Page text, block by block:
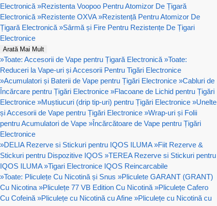
Electronică »Rezistenta Voopoo Pentru Atomizor De Țigară
Electronică »Rezistente OXVA »Rezistență Pentru Atomizor De
Țigară Electronică »Sârmă și Fire Pentru Rezistențe De Țigari
Electronice
Arată Mai Mult
»Toate: Accesorii de Vape pentru Țigară Electronică »Toate:
Reduceri la Vape-uri și Accesorii Pentru Tigări Electronice
»Acumulatori și Baterii de Vape pentru Țigări Electronice »Cabluri de
Încărcare pentru Țigări Electronice »Flacoane de Lichid pentru Țigări
Electronice »Muștiucuri (drip tip-uri) pentru Țigări Electronice »Unelte
și Accesorii de Vape pentru Țigări Electronice »Wrap-uri și Folii
pentru Acumulatori de Vape »Încărcătoare de Vape pentru Țigări
Electronice
»DELIA Rezerve si Stickuri pentru IQOS ILUMA »Fiit Rezerve &
Stickuri pentru Dispozitive IQOS »TEREA Rezerve si Stickuri pentru
IQOS ILUMA »Tigari Electronice IQOS Reincarcabile
»Toate: Pliculețe Cu Nicotină și Snus »Pliculete GARANT (GRANT)
Cu Nicotina »Pliculețe 77 VB Edition Cu Nicotină »Pliculețe Cafero
Cu Cofeină »Pliculețe cu Nicotină cu Afine »Pliculețe cu Nicotină cu